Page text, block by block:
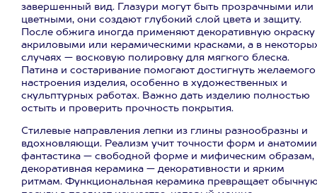
завершенный вид. Глазури могут быть прозрачными или
цветными, они создают глубокий слой цвета и защиту.
После обжига иногда применяют декоративную окраску
акриловыми или керамическими красками, а в
случаях — восковую полировку для мягкого блеска.
Патина и состаривание помогают достигнуть желаемого
настроения изделия, особенно в художественных и
скульптурных работах. Важно дать изделию полностью
остыть и проверить прочность покрытия.
Стилевые направления лепки из глины разнообразны и
вдохновляющи. Реализм учит точности форм и
фантастика — свободной форме и мифическим образам,
декоративная керамика — декоративности и ярким
ритмам. Функциональная керамика превращает